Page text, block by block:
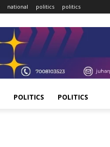
national politics politics
POLITICS POLITICS